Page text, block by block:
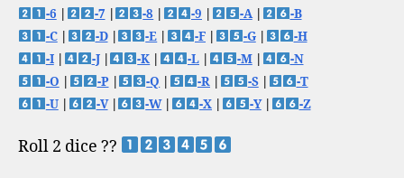
-6
-7 -8 -9 -A|
-B
-C| -D| -E -F -G|
-H
-I| -J| -K -L -M|
-N
-O
-P| -Q -R -S|
-T
-U| -V| -W| -X -Y| -Z
Roll 2 dice ??